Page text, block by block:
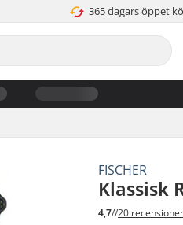
365 dagars öppet
FISCHER
Klassisk
4,7//20